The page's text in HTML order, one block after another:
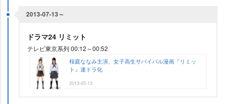
2013-07-13～
ドラマ24 リミット
テレビ東京系列 00:12～00:52
桜庭ななみ主演、女子高生サバイバル漫画『リミッ
ト』連ドラ化
2013-05-13